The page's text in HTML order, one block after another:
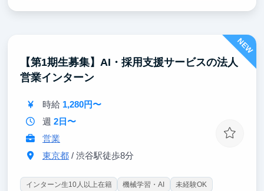
ュニケーション力や提案力も実践的に磨けます。
自分が考えたアイデアが実際の空間として形になって
るインターンです。
NEW
【第1期生募集】AI・採用支援サービスの法人
営業インターン
時給 1,280円〜
週 2日〜
営業
東京都/ 渋谷駅徒歩8分
インターン生10人以上在籍 機械学習・AI
未経験OK